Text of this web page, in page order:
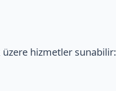
üzere hizmetler sunabilir: